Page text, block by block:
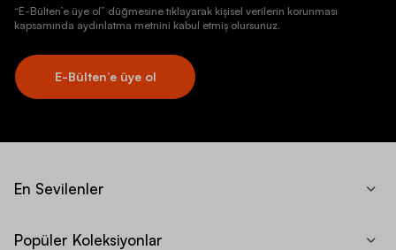
“E-Bülten’e üye ol” düğmesine tıklayarak kişisel verilerin korunması
kapsamında aydınlatma metnini kabul etmiş olursunuz.
E-Bülten’e üye ol
En Sevilenler
Popüler Koleksiyonlar